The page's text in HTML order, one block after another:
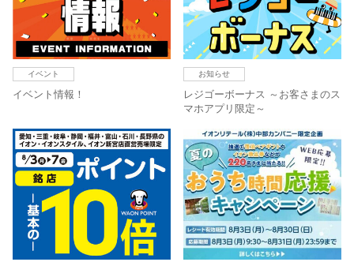
イベント
イベント情報！
お知らせ
レジゴーボーナス ～お客さまのス
マホアプリ限定～